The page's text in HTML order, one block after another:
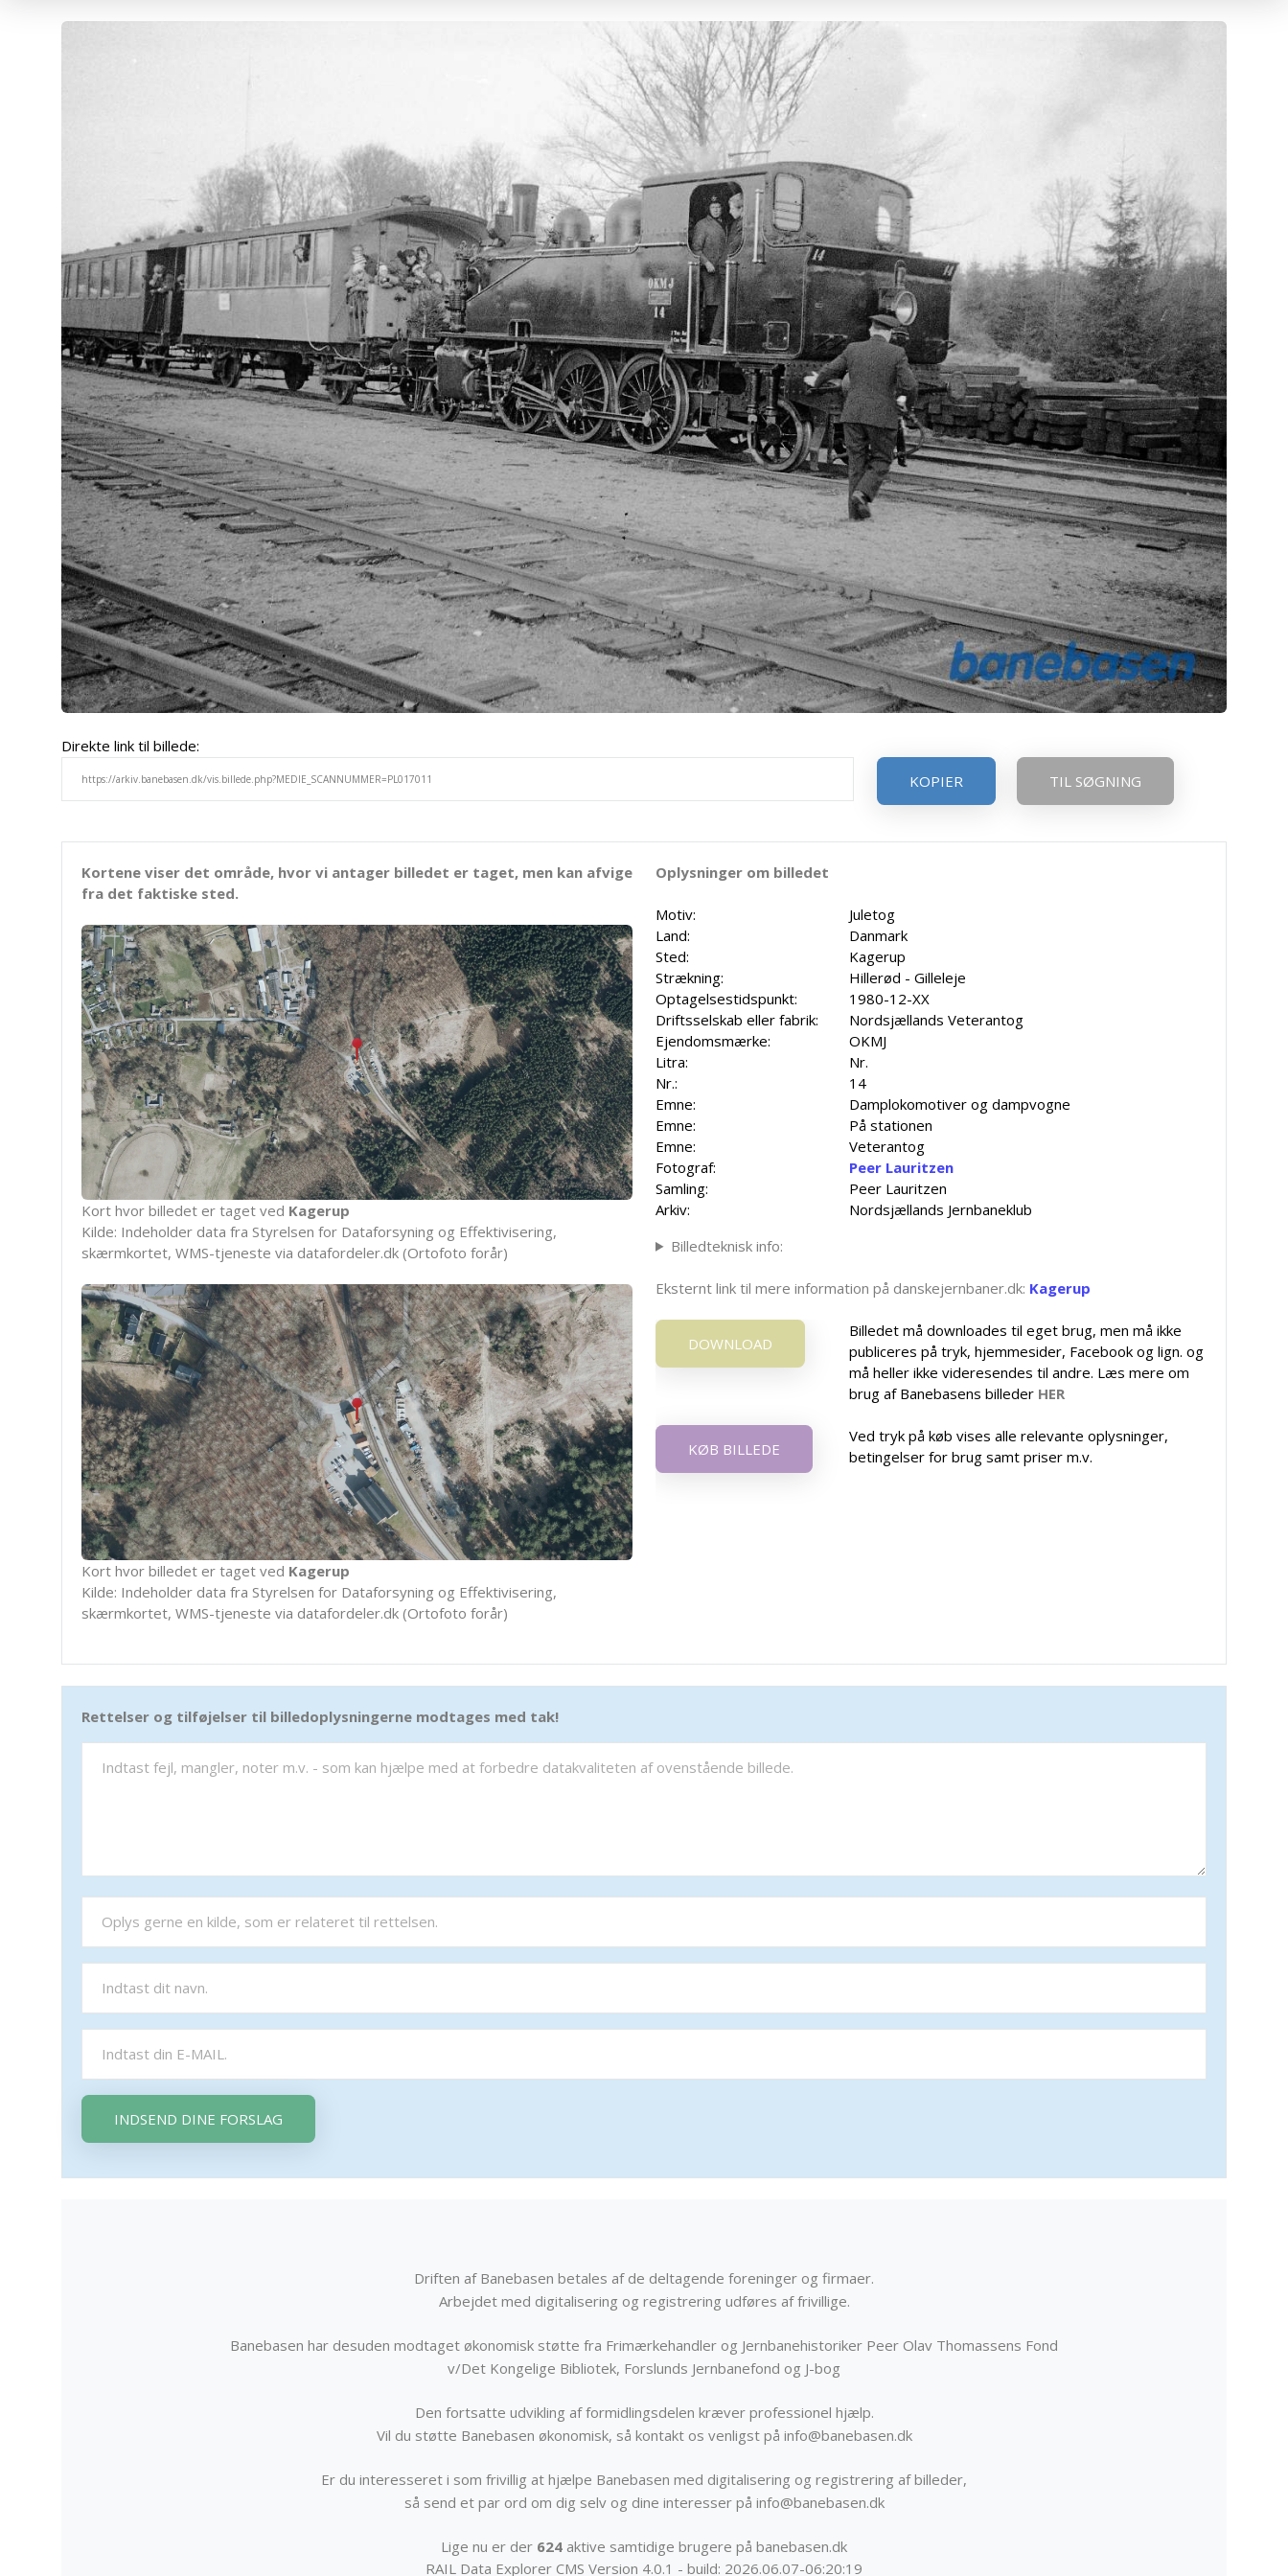
Direkte link til billede:
KOPIER
TIL SØGNING
Kortene viser det område, hvor vi antager billedet er taget, men kan afvige
fra det faktiske sted.
Kort hvor billedet er taget ved Kagerup
Kilde: Indeholder data fra Styrelsen for Dataforsyning og Effektivisering,
skærmkortet, WMS-tjeneste via datafordeler.dk (Ortofoto forår)
Kort hvor billedet er taget ved Kagerup
Kilde: Indeholder data fra Styrelsen for Dataforsyning og Effektivisering,
skærmkortet, WMS-tjeneste via datafordeler.dk (Ortofoto forår)
Oplysninger om billedet
Motiv:
Juletog
Land:
Danmark
Sted:
Kagerup
Strækning:
Hillerød - Gilleleje
Optagelsestidspunkt:
1980-12-XX
Driftsselskab eller fabrik:
Nordsjællands Veterantog
Ejendomsmærke:
OKMJ
Litra:
Nr.
Nr.:
14
Emne:
Damplokomotiver og dampvogne
Emne:
På stationen
Emne:
Veterantog
Fotograf:
Peer Lauritzen
Samling:
Peer Lauritzen
Arkiv:
Nordsjællands Jernbaneklub
Billedteknisk info:
Eksternt link til mere information på danskejernbaner.dk: Kagerup
DOWNLOAD
Billedet må downloades til eget brug, men må ikke
publiceres på tryk, hjemmesider, Facebook og lign. og
må heller ikke videresendes til andre. Læs mere om
brug af Banebasens billeder HER
KØB BILLEDE
Ved tryk på køb vises alle relevante oplysninger,
betingelser for brug samt priser m.v.
Rettelser og tilføjelser til billedoplysningerne modtages med tak!
INDSEND DINE FORSLAG
Driften af Banebasen betales af de deltagende foreninger og firmaer.
Arbejdet med digitalisering og registrering udføres af frivillige.
Banebasen har desuden modtaget økonomisk støtte fra Frimærkehandler og Jernbanehistoriker Peer Olav Thomassens Fond
v/Det Kongelige Bibliotek, Forslunds Jernbanefond og J-bog
Den fortsatte udvikling af formidlingsdelen kræver professionel hjælp.
Vil du støtte Banebasen økonomisk, så kontakt os venligst på info@banebasen.dk
Er du interesseret i som frivillig at hjælpe Banebasen med digitalisering og registrering af billeder,
så send et par ord om dig selv og dine interesser på info@banebasen.dk
Lige nu er der 624 aktive samtidige brugere på banebasen.dk
RAIL Data Explorer CMS Version 4.0.1 - build: 2026.06.07-06:20:19